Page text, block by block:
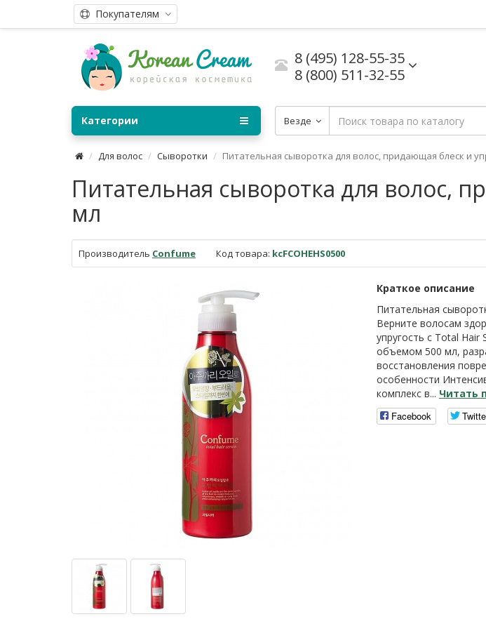
Покупателям
8 (495) 128-55-35
8 (800) 511-32-55
Везде
Категории
Для волос Сыворотки Питательная сыворотка для волос, придающая блеск и
Питательная сыворотка для волос,
мл
Производитель Confume Код товара: kcFCOHEHS0500
Краткое описание
Питательная
Верните волосам
упругость с Total
объемом 500 мл,
восстановления
особенности
комплекс в... Читать
Facebook